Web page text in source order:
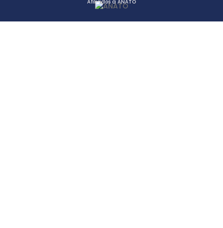
Afiliados a ANATO